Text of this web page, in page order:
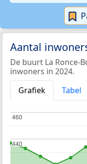
Aantal
De buurt La Ronce-
inwoners in 2024.
Grafiek
Tabel
440
440
460
460